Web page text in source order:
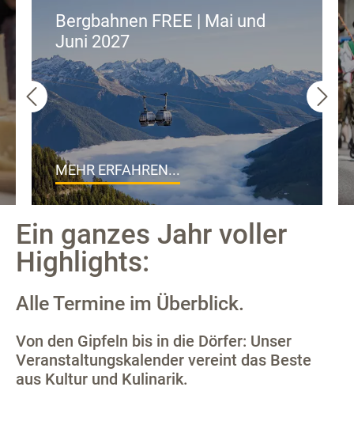
Bergbahnen FREE | Mai und
Juni 2027
MEHR ERFAHREN...
Ein ganzes Jahr voller
Highlights:
Alle Termine im Überblick.
Von den Gipfeln bis in die Dörfer: Unser
Veranstaltungskalender vereint das Beste
aus Kultur und Kulinarik.